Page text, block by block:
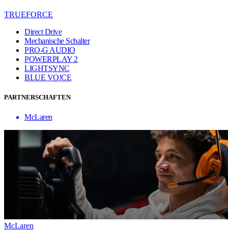
TRUEFORCE
Direct Drive
Mechanische Schalter
PRO-G AUDIO
POWERPLAY 2
LIGHTSYNC
BLUE VO!CE
PARTNERSCHAFTEN
McLaren
McLaren